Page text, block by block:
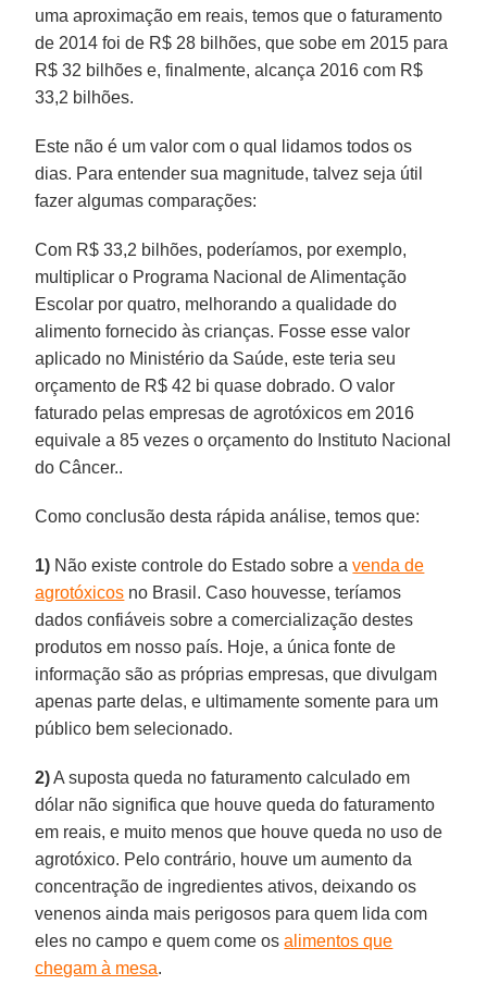
uma aproximação em reais, temos que o faturamento
de 2014 foi de R$ 28 bilhões, que sobe em 2015 para
R$ 32 bilhões e, finalmente, alcança 2016 com R$
33,2 bilhões.
Este não é um valor com o qual lidamos todos os
dias. Para entender sua magnitude, talvez seja útil
fazer algumas comparações:
Com R$ 33,2 bilhões, poderíamos, por exemplo,
multiplicar o Programa Nacional de Alimentação
Escolar por quatro, melhorando a qualidade do
alimento fornecido às crianças. Fosse esse valor
aplicado no Ministério da Saúde, este teria seu
orçamento de R$ 42 bi quase dobrado. O valor
faturado pelas empresas de agrotóxicos em 2016
equivale a 85 vezes o orçamento do Instituto Nacional
do Câncer..
Como conclusão desta rápida análise, temos que:
1) Não existe controle do Estado sobre avenda de
agrotóxicos no Brasil. Caso houvesse, teríamos
dados confiáveis sobre a comercialização destes
produtos em nosso país. Hoje, a única fonte de
informação são as próprias empresas, que divulgam
apenas parte delas, e ultimamente somente para um
público bem selecionado.
2)A suposta queda no faturamento calculado em
dólar não significa que houve queda do faturamento
em reais, e muito menos que houve queda no uso de
agrotóxico. Pelo contrário, houve um aumento da
concentração de ingredientes ativos, deixando os
venenos ainda mais perigosos para quem lida com
eles no campo e quem come osalimentos que
chegam à mesa.